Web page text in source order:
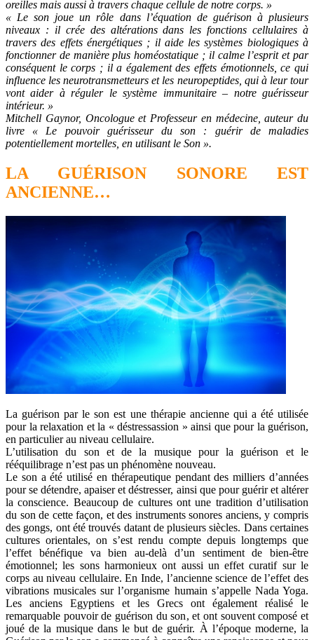
oreilles mais aussi à travers chaque cellule de notre corps. »
« Le son joue un rôle dans l’équation de guérison à plusieurs
niveaux : il crée des altérations dans les fonctions cellulaires à
travers des effets énergétiques ; il aide les systèmes biologiques à
fonctionner de manière plus homéostatique ; il calme l’esprit et par
conséquent le corps ; il a également des effets émotionnels, ce qui
influence les neurotransmetteurs et les neuropeptides, qui à leur tour
vont aider à réguler le système immunitaire – notre guérisseur
intérieur. »
Mitchell Gaynor, Oncologue et Professeur en médecine, auteur du
livre « Le pouvoir guérisseur du son : guérir de maladies
potentiellement mortelles, en utilisant le Son ».
LA GUÉRISON SONORE EST
ANCIENNE…
La guérison par le son est une thérapie ancienne qui a été utilisée
pour la relaxation et la « déstressassion » ainsi que pour la guérison,
en particulier au niveau cellulaire.
L’utilisation du son et de la musique pour la guérison et le
rééquilibrage n’est pas un phénomène nouveau.
Le son a été utilisé en thérapeutique pendant des milliers d’années
pour se détendre, apaiser et déstresser, ainsi que pour guérir et altérer
la conscience. Beaucoup de cultures ont une tradition d’utilisation
du son de cette façon, et des instruments sonores anciens, y compris
des gongs, ont été trouvés datant de plusieurs siècles. Dans certaines
cultures orientales, on s’est rendu compte depuis longtemps que
l’effet bénéfique va bien au-delà d’un sentiment de bien-être
émotionnel; les sons harmonieux ont aussi un effet curatif sur le
corps au niveau cellulaire. En Inde, l’ancienne science de l’effet des
vibrations musicales sur l’organisme humain s’appelle Nada Yoga.
Les anciens Egyptiens et les Grecs ont également réalisé le
remarquable pouvoir de guérison du son, et ont souvent composé et
joué de la musique dans le but de guérir. À l’époque moderne, la